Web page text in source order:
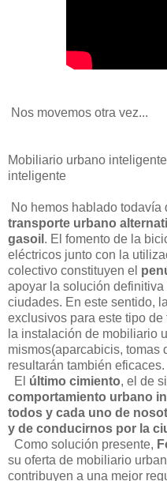
Nos movemos otra vez...
Mobiliario urbano
inteligente
No hemos hablado todavía
transporte urbano
gasoil . El fomento de la
eléctricos junto con la
colectivo constituyen el
apoyar la solución
ciudades. En este sentido,
exclusivos para este tipo
la instalación de mobiliario
mismos(aparcabicis, tomas
resultarán también eficaces.
El último cimiento, el de
comportamiento urbano
todos y cada uno de
y de conducirnos por la
Como solución presente,
su oferta de mobiliario
contribuyen a una mejor